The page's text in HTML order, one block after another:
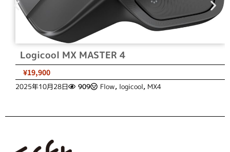
Logicool MX MASTER 4
¥19,900
2025年10月28日 909 Flow, logicool, MX4